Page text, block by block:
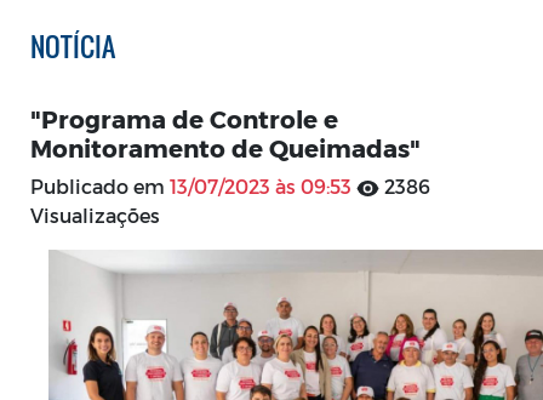
NOTÍCIA
"Programa de Controle e
Monitoramento de Queimadas"
Publicado em 13/07/2023 às 09:53
2386
Visualizações